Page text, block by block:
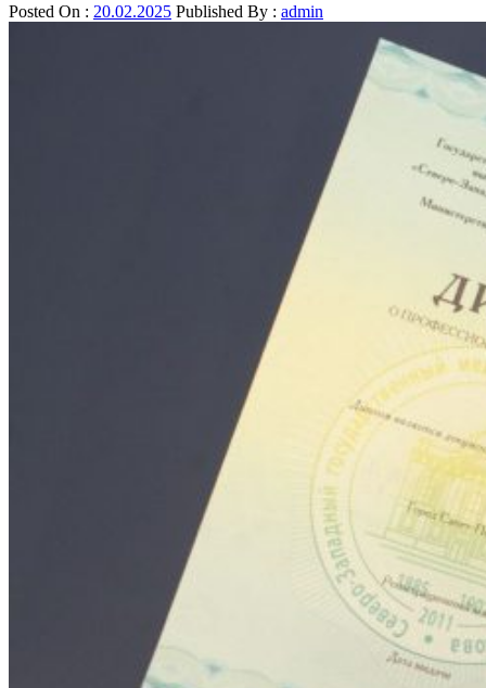
Posted On : 20.02.2025 Published By : admin